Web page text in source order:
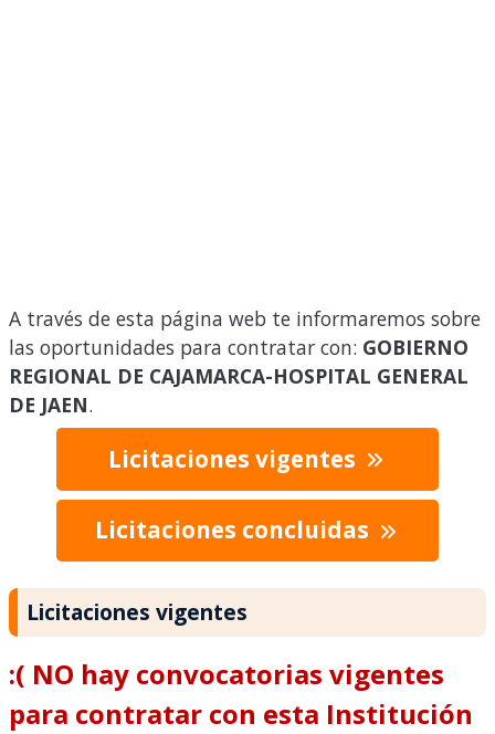
A través de esta página web te informaremos sobre
las oportunidades para contratar con: GOBIERNO
REGIONAL DE CAJAMARCA-HOSPITAL GENERAL
DE JAEN.
Licitaciones vigentes
Licitaciones concluidas
Licitaciones vigentes
:( NO hay convocatorias vigentes
para contratar con esta Institución